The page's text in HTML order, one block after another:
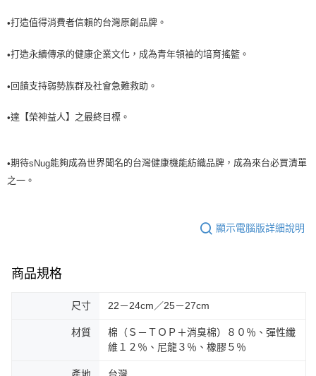
•打造值得消費者信賴的台灣原創品牌。
•打造永續傳承的健康企業文化，成為青年領袖的培育搖籃。
• 回饋支持弱勢族群及社會急難救助。
•達【榮神益人】之最終目標。
•期待sNug能夠成為世界聞名的台灣健康機能紡織品牌，成為來台必買清單
之一。
顯示電腦版詳細說明
商品規格
尺寸 22－24cm／25－27cm
材質
棉（Ｓ－ＴＯＰ＋消臭棉）８０％、彈性纖
維１２％、尼龍３％、橡膠５％